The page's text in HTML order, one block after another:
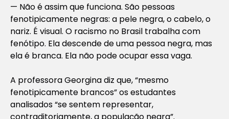
— Não é assim que funciona. São pessoas
fenotipicamente negras: a pele negra, o cabelo, o
nariz. É visual. O racismo no Brasil trabalha com
fenótipo. Ela descende de uma pessoa negra, mas
ela é branca. Ela não pode ocupar essa vaga.
A professora Georgina diz que, “mesmo
fenotipicamente brancos” os estudantes
analisados “se sentem representar,
contraditoriamente, a população negra”.